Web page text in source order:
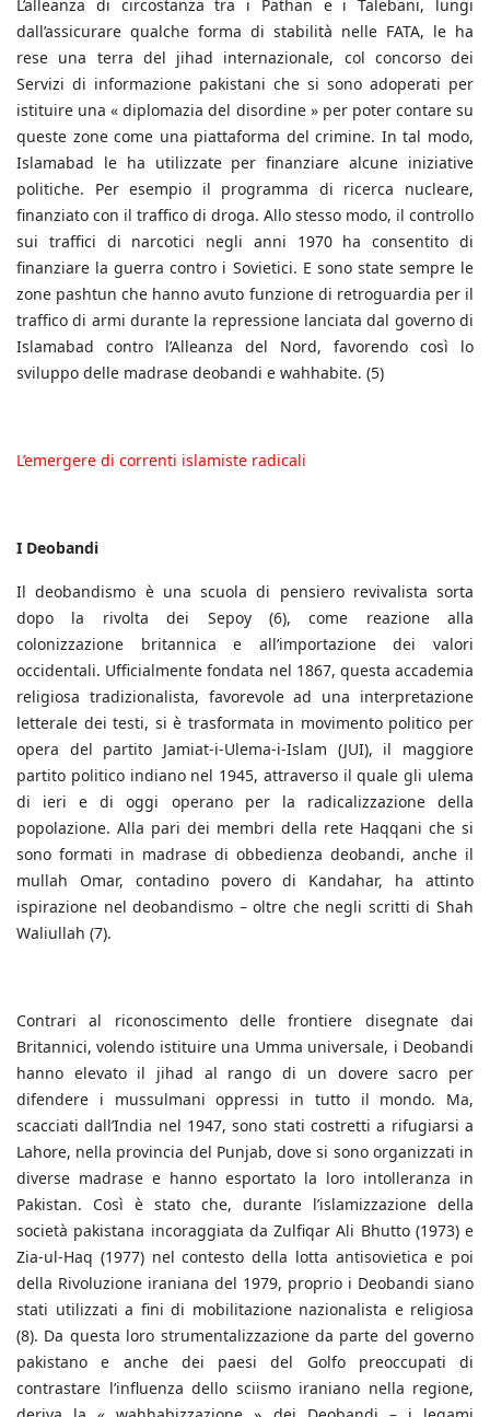
L’alleanza di circostanza tra i Pathan e i Talebani, lungi
dall’assicurare qualche forma di stabilità nelle FATA, le ha
rese una terra del jihad internazionale, col concorso dei
Servizi di informazione pakistani che si sono adoperati per
istituire una « diplomazia del disordine » per poter contare su
queste zone come una piattaforma del crimine. In tal modo,
Islamabad le ha utilizzate per finanziare alcune iniziative
politiche. Per esempio il programma di ricerca nucleare,
finanziato con il traffico di droga. Allo stesso modo, il controllo
sui traffici di narcotici negli anni 1970 ha consentito di
finanziare la guerra contro i Sovietici. E sono state sempre le
zone pashtun che hanno avuto funzione di retroguardia per il
traffico di armi durante la repressione lanciata dal governo di
Islamabad contro l’Alleanza del Nord, favorendo così lo
sviluppo delle madrase deobandi e wahhabite. (5)
L’emergere di correnti islamiste radicali
I Deobandi
Il deobandismo è una scuola di pensiero revivalista sorta
dopo la rivolta dei Sepoy (6), come reazione alla
colonizzazione britannica e all’importazione dei valori
occidentali. Ufficialmente fondata nel 1867, questa accademia
religiosa tradizionalista, favorevole ad una interpretazione
letterale dei testi, si è trasformata in movimento politico per
opera del partito Jamiat-i-Ulema-i-Islam (JUI), il maggiore
partito politico indiano nel 1945, attraverso il quale gli ulema
di ieri e di oggi operano per la radicalizzazione della
popolazione. Alla pari dei membri della rete Haqqani che si
sono formati in madrase di obbedienza deobandi, anche il
mullah Omar, contadino povero di Kandahar, ha attinto
ispirazione nel deobandismo – oltre che negli scritti di Shah
Waliullah (7).
Contrari al riconoscimento delle frontiere disegnate dai
Britannici, volendo istituire una Umma universale, i Deobandi
hanno elevato il jihad al rango di un dovere sacro per
difendere i mussulmani oppressi in tutto il mondo. Ma,
scacciati dall’India nel 1947, sono stati costretti a rifugiarsi a
Lahore, nella provincia del Punjab, dove si sono organizzati in
diverse madrase e hanno esportato la loro intolleranza in
Pakistan. Così è stato che, durante l’islamizzazione della
società pakistana incoraggiata da Zulfiqar Ali Bhutto (1973) e
Zia-ul-Haq (1977) nel contesto della lotta antisovietica e poi
della Rivoluzione iraniana del 1979, proprio i Deobandi siano
stati utilizzati a fini di mobilitazione nazionalista e religiosa
(8). Da questa loro strumentalizzazione da parte del governo
pakistano e anche dei paesi del Golfo preoccupati di
contrastare l’influenza dello sciismo iraniano nella regione,